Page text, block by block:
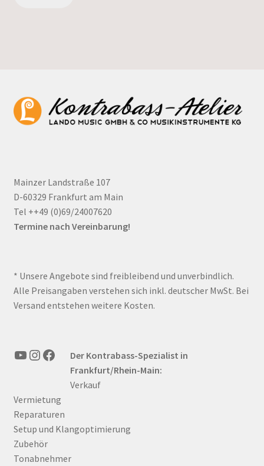
Mainzer Landstraße 107
D-60329 Frankfurt am Main
Tel ++49 (0)69/24007620
Termine nach Vereinbarung!
* Unsere Angebote sind freibleibend und unverbindlich.
Alle Preisangaben verstehen sich inkl. deutscher MwSt. Bei
Versand entstehen weitere Kosten.
YouTube
Instagram
FacebookDer Kontrabass-Spezialist in
Frankfurt/Rhein-Main:
Verkauf
Vermietung
Reparaturen
Setup und Klangoptimierung
Zubehör
Tonabnehmer